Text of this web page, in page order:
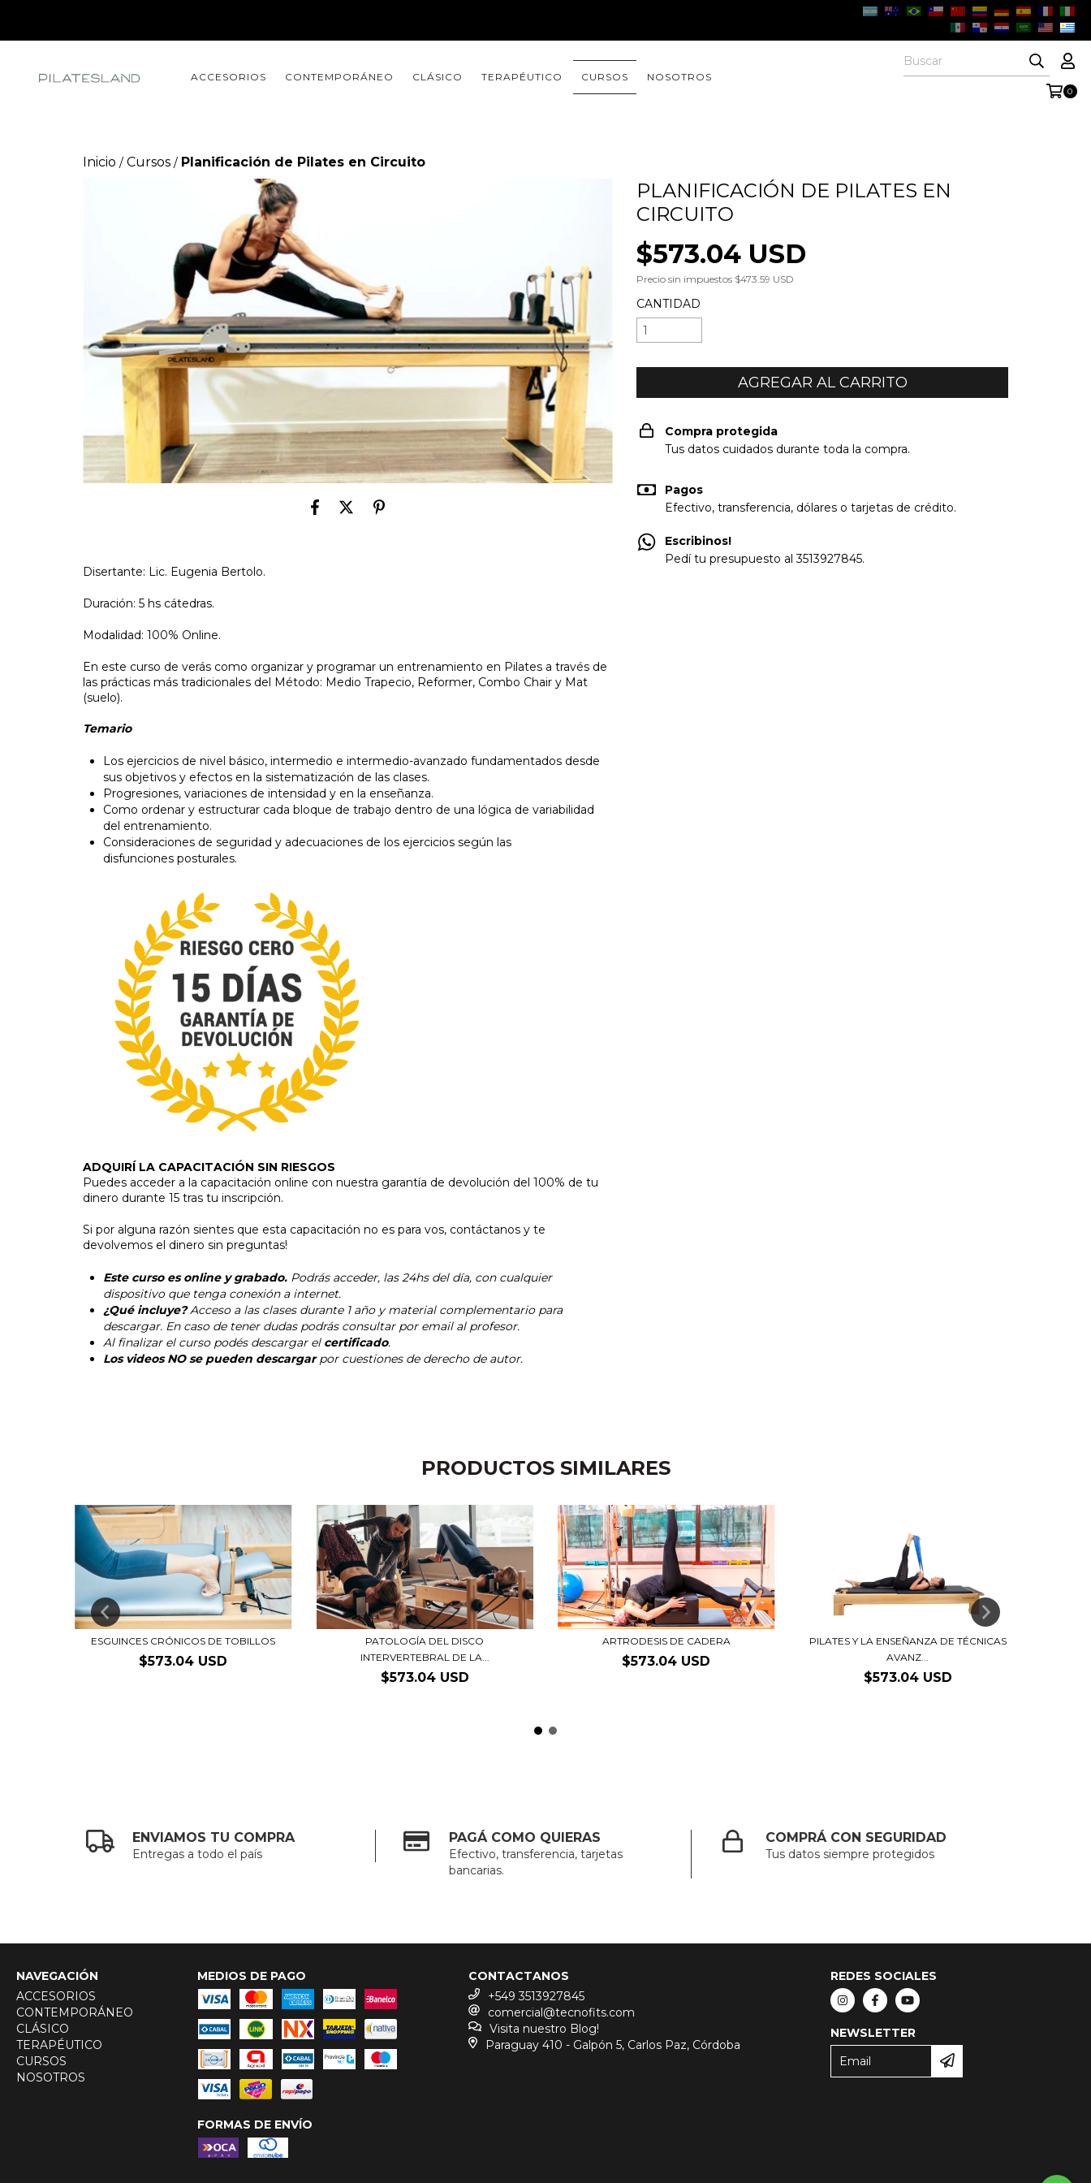
ACCESORIOS CONTEMPORÁNEO CLÁSICO TERAPÉUTICO CURSOS NOSOTROS
0
Inicio / Cursos / Planificación de Pilates en Circuito
Disertante: Lic. Eugenia Bertolo.
Duración: 5 hs cátedras.
Modalidad: 100% Online.
En este curso de verás como organizar y programar un entrenamiento en Pilates a través de
las prácticas más tradicionales del Método: Medio Trapecio, Reformer, Combo Chair y Mat
(suelo).
Temario
Los ejercicios de nivel básico, intermedio e intermedio-avanzado fundamentados desde
sus objetivos y efectos en la sistematización de las clases.
Progresiones, variaciones de intensidad y en la enseñanza.
Como ordenar y estructurar cada bloque de trabajo dentro de una lógica de variabilidad
del entrenamiento.
Consideraciones de seguridad y adecuaciones de los ejercicios según las
disfunciones posturales.
ADQUIRÍ LA CAPACITACIÓN SIN RIESGOS
Puedes acceder a la capacitación online con nuestra garantía de devolución del 100% de tu
dinero durante 15 tras tu inscripción.
Si por alguna razón sientes que esta capacitación no es para vos, contáctanos y te
devolvemos el dinero sin preguntas!
Este curso es online y grabado. Podrás acceder, las 24hs del día, con cualquier
dispositivo que tenga conexión a internet.
¿Qué incluye?Acceso a las clases durante 1 añoy material complementario para
descargar. En caso de tener dudas podrás consultar por email al profesor.
Al finalizar el curso podés descargar elcertificado.
Los videos NO se pueden descargarpor cuestiones de derecho de autor.
PLANIFICACIÓN DE PILATES EN
CIRCUITO
$573.04 USD
Precio sin impuestos $473.59 USD
CANTIDAD
Compra protegida
Tus datos cuidados durante toda la compra.
Pagos
Efectivo, transferencia, dólares o tarjetas de crédito.
Escribinos!
Pedí tu presupuesto al 3513927845.
PRODUCTOS SIMILARES
ESGUINCES CRÓNICOS DE TOBILLOS
$573.04 USD
PATOLOGÍA DEL DISCO
INTERVERTEBRAL DE LA...
$573.04 USD
ARTRODESIS DE CADERA
$573.04 USD
PILATES Y LA ENSEÑANZA DE TÉCNICAS
AVANZ...
$573.04 USD
ENVIAMOS TU COMPRA
Entregas a todo el país
PAGÁ COMO QUIERAS
Efectivo, transferencia, tarjetas
bancarias.
COMPRÁ CON SEGURIDAD
Tus datos siempre protegidos
NAVEGACIÓN
ACCESORIOS
CONTEMPORÁNEO
CLÁSICO
TERAPÉUTICO
CURSOS
NOSOTROS
MEDIOS DE PAGO
FORMAS DE ENVÍO
CONTACTANOS
+549 3513927845
comercial@tecnofits.com
Visita nuestro Blog!
Paraguay 410 - Galpón 5, Carlos Paz, Córdoba
REDES SOCIALES
NEWSLETTER